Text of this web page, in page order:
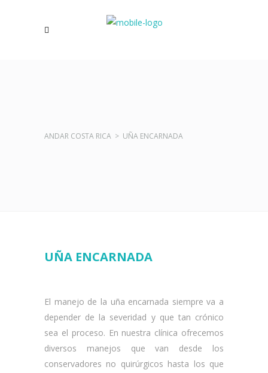
ANDAR COSTA RICA > UÑA ENCARNADA
UÑA ENCARNADA
El manejo de la uña encarnada siempre va a
depender de la severidad y que tan crónico
sea el proceso. En nuestra clínica ofrecemos
diversos manejos que van desde los
conservadores no quirúrgicos hasta los que